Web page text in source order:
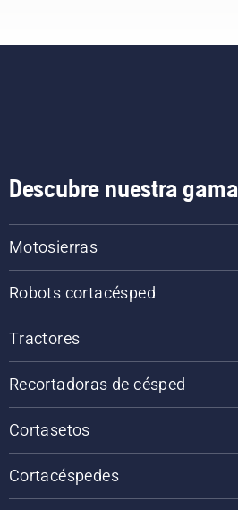
Descubre nuestra gama
Motosierras
Robots cortacésped
Tractores
Recortadoras de césped
Cortasetos
Cortacéspedes